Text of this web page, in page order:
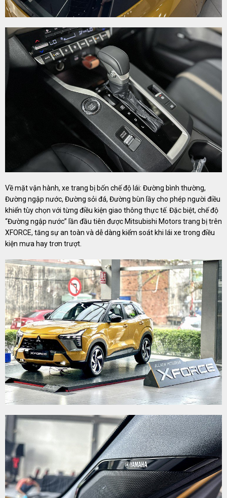
Về mặt vận hành, xe trang bị bốn chế độ lái: Đường bình thường,
Đường ngập nước, Đường sỏi đá, Đường bùn lầy cho phép người điều
khiển tùy chọn với từng điều kiện giao thông thực tế. Đặc biệt, chế độ
“Đường ngập nước” lần đầu tiên được Mitsubishi Motors trang bị trên
XFORCE, tăng sự an toàn và dễ dàng kiểm soát khi lái xe trong điều
kiện mưa hay trơn trượt.